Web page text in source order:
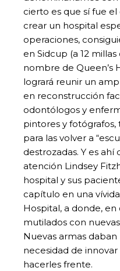
cierto es que sí fue
crear un hospital
operaciones,
en Sidcup (a 12
nombre de Queen’s
logrará reunir un
en reconstrucción
odontólogos y
pintores y
para las volver a
destrozadas. Y es
atención Lindsey
hospital y sus
capítulo en una
Hospital, a donde,
mutilados con
Nuevas armas daban
necesidad de
hacerles frente.